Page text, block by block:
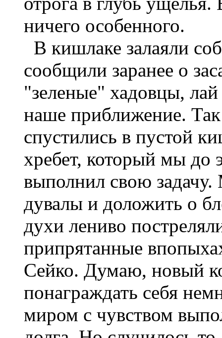
ничего особенного.
В кишлаке залаяли
сообщили заранее о
"зеленые" хадовцы,
наше приближение.
спустились в пустой
хребет, который мы до
выполнил свою
дувалы и доложить о
духи лениво
припрятанные
Сейко. Думаю, новый
понаграждать себя
миром с чувством